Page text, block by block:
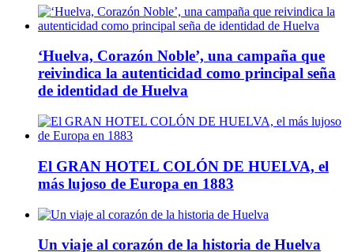
‘Huelva, Corazón Noble’, una campaña que
reivindica la autenticidad como principal seña
de identidad de Huelva
El GRAN HOTEL COLÓN DE HUELVA, el
más lujoso de Europa en 1883
Un viaje al corazón de la historia de Huelva